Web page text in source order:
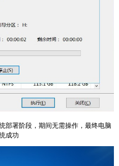
部署阶段，期间无需操作，最终电脑
成功